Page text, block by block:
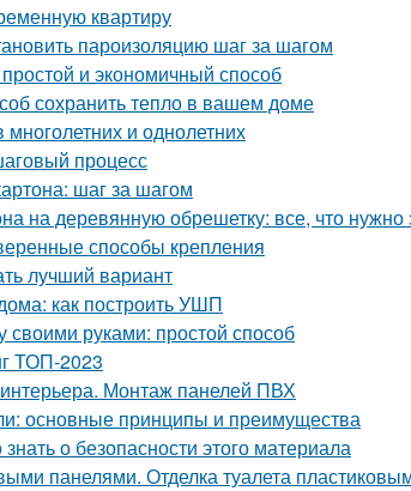
квартиру
пароизоляцию шаг за шагом
и экономичный способ
сохранить тепло в вашем доме
и однолетних
процесс
шаг за шагом
на деревянную обрешетку: все, что нужно
способы крепления
лучший вариант
как построить УШП
руками: простой способ
ТОП-2023
Монтаж панелей ПВХ
основные принципы и преимущества
о безопасности этого материала
панелями. Отделка туалета